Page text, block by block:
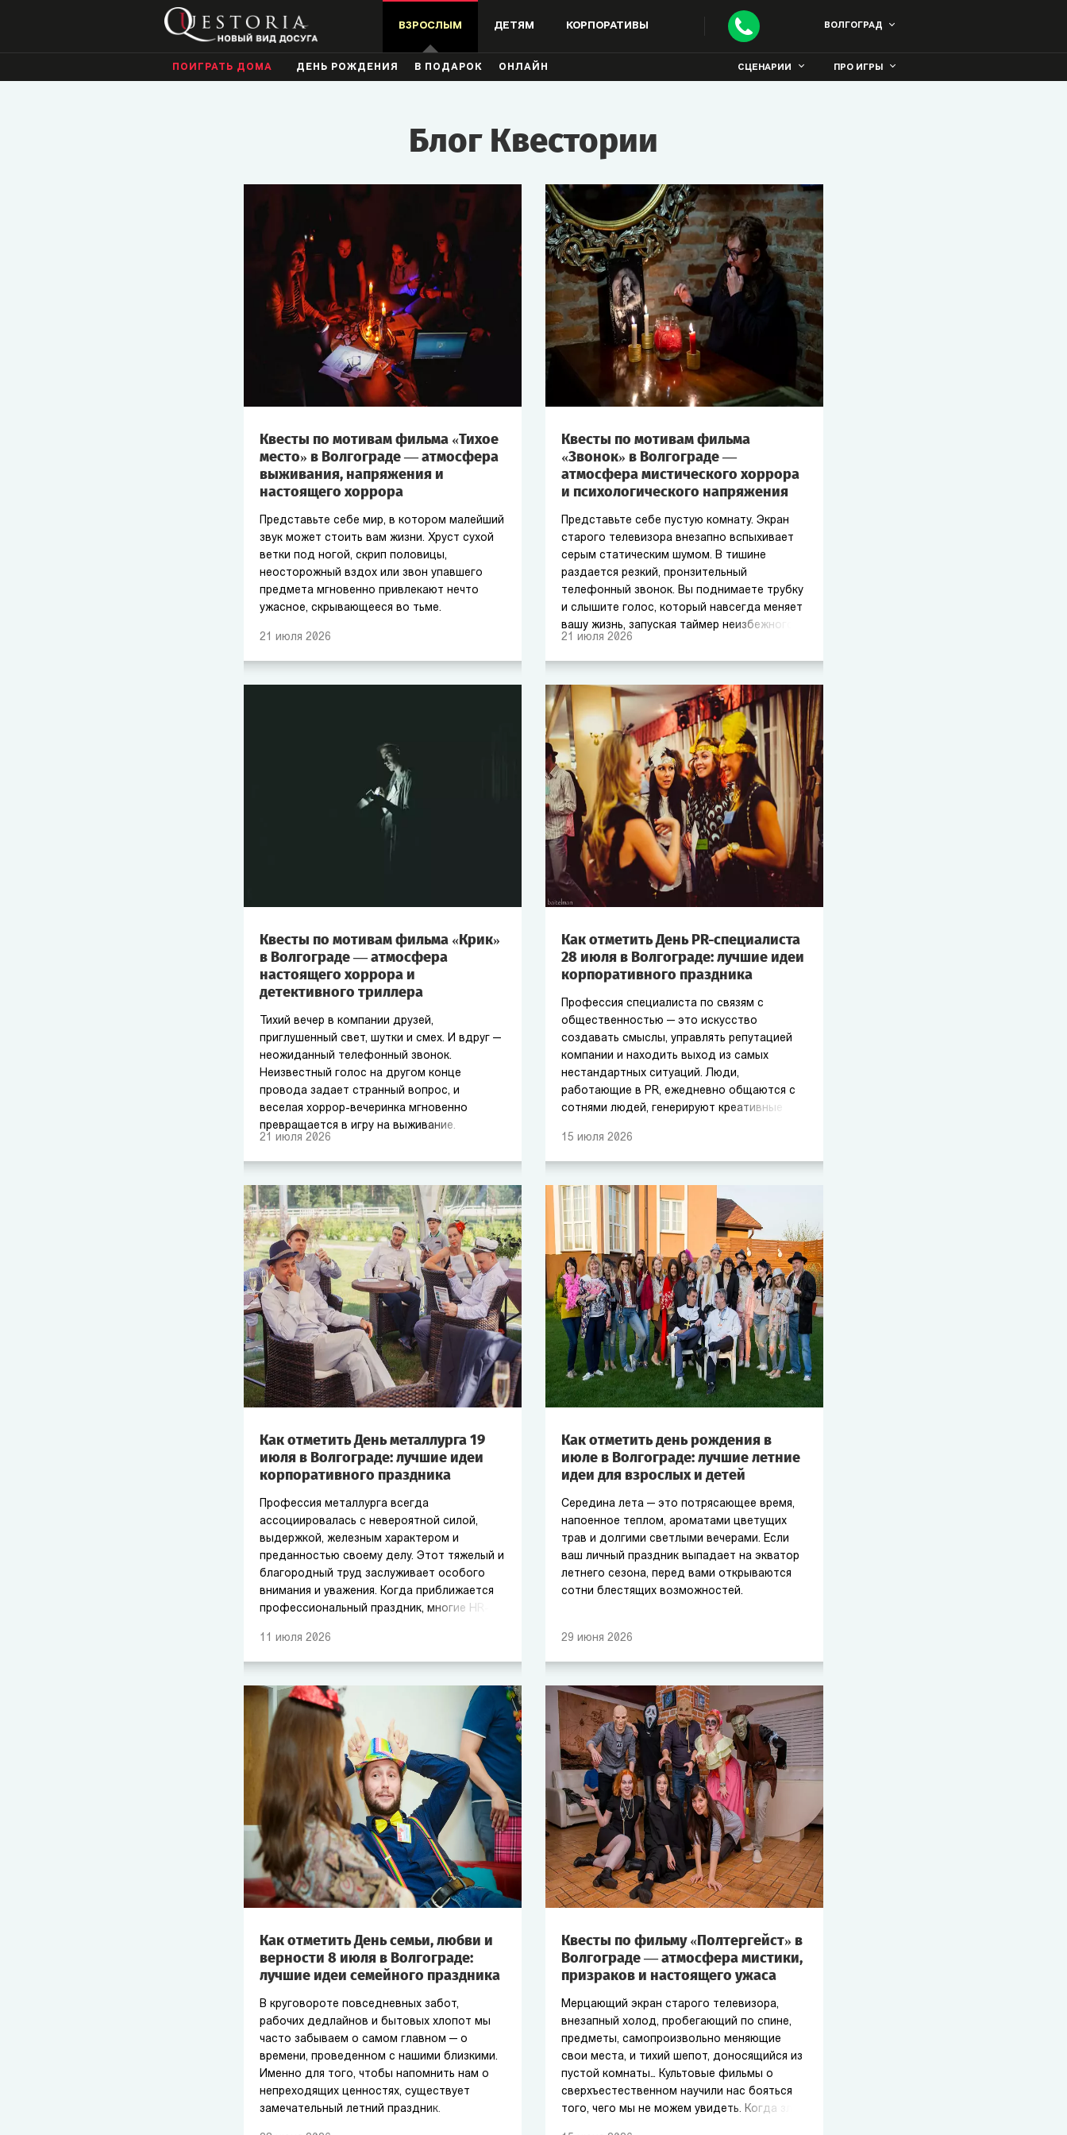
ВЗРОСЛЫМ ДЕТЯМ КОРПОРАТИВЫ ВОЛГОГРАД
ПОИГРАТЬ ДОМА ДЕНЬ РОЖДЕНИЯ В ПОДАРОК ОНЛАЙН СЦЕНАРИИ ПРО ИГРЫ
Блог Квестории
Квесты по мотивам фильма «Тихое
место» в Волгограде — атмосфера
выживания, напряжения и
настоящего хоррора
Представьте себе мир, в котором малейший
звук может стоить вам жизни. Хруст сухой
ветки под ногой, скрип половицы,
неосторожный вздох или звон упавшего
предмета мгновенно привлекают нечто
ужасное, скрывающееся во тьме.
21 июля 2026
Квесты по мотивам фильма
«Звонок» в Волгограде —
атмосфера мистического хоррора
и психологического напряжения
Представьте себе пустую комнату. Экран
старого телевизора внезапно вспыхивает
серым статическим шумом. В тишине
раздается резкий, пронзительный
телефонный звонок. Вы поднимаете трубку
и слышите голос, который навсегда меняет
вашу жизнь, запуская таймер неизбежного.
21 июля 2026
Квесты по мотивам фильма «Крик»
в Волгограде — атмосфера
настоящего хоррора и
детективного триллера
Тихий вечер в компании друзей,
приглушенный свет, шутки и смех. И вдруг —
неожиданный телефонный звонок.
Неизвестный голос на другом конце
провода задает странный вопрос, и
веселая хоррор-вечеринка мгновенно
превращается в игру на выживание.
Знакомая завязка?
21 июля 2026
Как отметить День PR-специалиста
28 июля в Волгограде: лучшие идеи
корпоративного праздника
Профессия специалиста по связям с
общественностью — это искусство
создавать смыслы, управлять репутацией
компании и находить выход из самых
нестандартных ситуаций. Люди,
работающие в PR, ежедневно общаются с
сотнями людей, генерируют креативные
строят позитивный бренд работодателя.
Именно поэтому, когда приближается их
закономерный вопрос: как отметить день
PR-специалиста так, чтобы удивить тех, кто
сам привык удивлять других?
15 июля 2026
Как отметить День металлурга 19
июля в Волгограде: лучшие идеи
корпоративного праздника
Профессия металлурга всегда
ассоциировалась с невероятной силой,
выдержкой, железным характером и
преданностью своему делу. Этот тяжелый и
благородный труд заслуживает особого
внимания и уважения. Когда приближается
профессиональный праздник, многие HR-
вопросом, как отметить день металлурга
так, чтобы каждый сотрудник почувствовал
сблизился с коллегами.
11 июля 2026
Как отметить день рождения в
июле в Волгограде: лучшие летние
идеи для взрослых и детей
Середина лета — это потрясающее время,
напоенное теплом, ароматами цветущих
трав и долгими светлыми вечерами. Если
ваш личный праздник выпадает на экватор
летнего сезона, перед вами открываются
сотни блестящих возможностей.
29 июня 2026
Как отметить День семьи, любви и
верности 8 июля в Волгограде:
лучшие идеи семейного праздника
В круговороте повседневных забот,
рабочих дедлайнов и бытовых хлопот мы
часто забываем о самом главном — о
времени, проведенном с нашими близкими.
Именно для того, чтобы напомнить нам о
непреходящих ценностях, существует
замечательный летний праздник.
Квесты по фильму «Полтергейст» в
Волгограде — атмосфера мистики,
призраков и настоящего ужаса
Мерцающий экран старого телевизора,
внезапный холод, пробегающий по спине,
предметы, самопроизвольно меняющие
свои места, и тихий шепот, доносящийся из
пустой комнаты… Культовые фильмы о
сверхъестественном научили нас бояться
того, чего мы не можем увидеть. Когда зло